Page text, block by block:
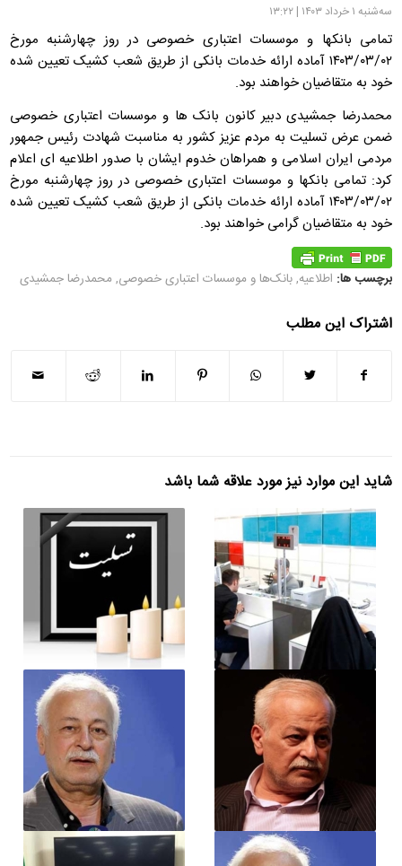
سه‌شنبه ۱ خرداد ۱۴۰۳ | ۱۳:۲۲
تمامی بانکها و موسسات اعتباری خصوصی در روز چهارشنبه مورخ
۱۴۰۳/۰۳/۰۲ آماده ارائه خدمات بانکی از طریق شعب کشیک تعیین شده
خود به متقاضیان خواهند بود.
محمدرضا جمشیدی دبیر کانون بانک ها و موسسات اعتباری خصوصی
ضمن عرض تسلیت به مردم عزیز کشور به مناسبت شهادت رئیس جمهور
مردمی ایران اسلامی و همراهان خدوم ایشان با صدور اطلاعیه ای اعلام
کرد: تمامی بانکها و موسسات اعتباری خصوصی در روز چهارشنبه مورخ
۱۴۰۳/۰۳/۰۲ آماده ارائه خدمات بانکی از طریق شعب کشیک تعیین شده
خود به متقاضیان گرامی خواهند بود.
برچسب ها: اطلاعیه,بانک‌ها و موسسات اعتباری خصوصی, محمدرضا جمشیدی
اشتراک این مطلب
شاید این موارد نیز مورد علاقه شما باشد